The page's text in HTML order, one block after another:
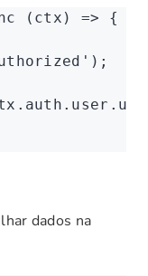
(ctx) => {
);
. auth . user
dados na